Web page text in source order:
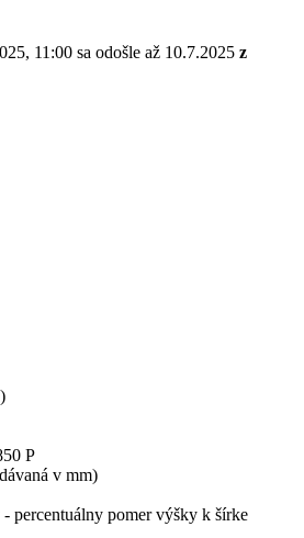
11:00 sa odošle až 10.7.2025 z
P
v mm)
percentuálny pomer výšky k šírke